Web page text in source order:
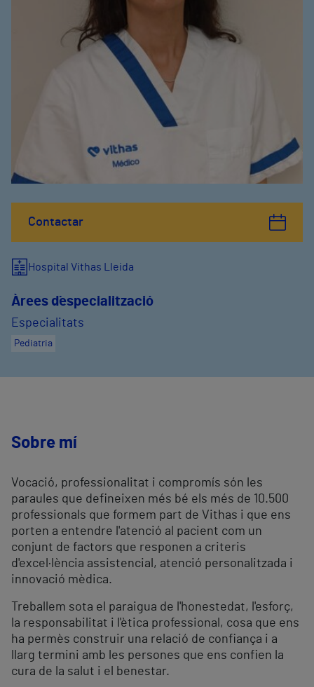
Contactar
Hospital Vithas Lleida
Àrees d´especialització
Especialitats
Pediatria
Sobre mí
Vocació, professionalitat i compromís són les
paraules que defineixen més bé els més de 10.500
professionals que formem part de Vithas i que ens
porten a entendre l'atenció al pacient com un
conjunt de factors que responen a criteris
d'excel·lència assistencial, atenció personalitzada i
innovació mèdica.
Treballem sota el paraigua de l'honestedat, l'esforç,
la responsabilitat i l'ètica professional, cosa que ens
ha permès construir una relació de confiança i a
llarg termini amb les persones que ens confien la
cura de la salut i el benestar.